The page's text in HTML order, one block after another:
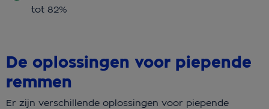
tot 82%
De oplossingen voor piepende
remmen
Er zijn verschillende oplossingen voor piepende